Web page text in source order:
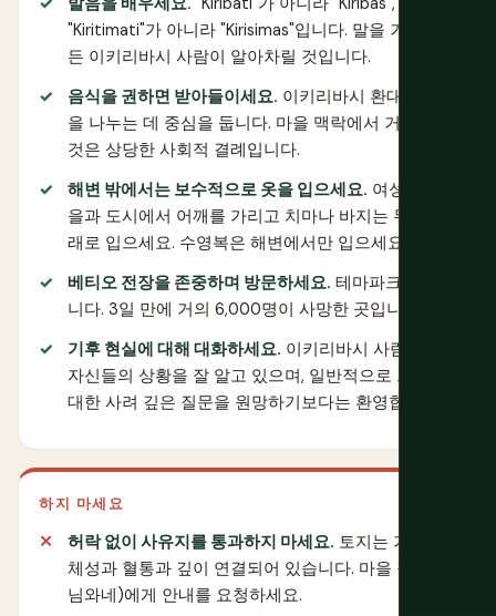
"Kiritimati"가 아니라 "Kirisimas"입니다. 말을 거는 모
든 이키리바시 사람이 알아차릴 것입니다.
음식을 권하면 받아들이세요. 이키리바시 환대는 음식
을 나누는 데 중심을 둡니다. 마을 맥락에서 거절하는
것은 상당한 사회적 결례입니다.
해변 밖에서는 보수적으로 옷을 입으세요. 여성은 마
을과 도시에서 어깨를 가리고 치마나 바지는 무릎 아
래로 입으세요. 수영복은 해변에서만 입으세요.
베티오 전장을 존중하며 방문하세요. 테마파크가 아닙
니다. 3일 만에 거의 6,000명이 사망한 곳입니다.
기후 현실에 대해 대화하세요. 이키리바시 사람들은
자신들의 상황을 잘 알고 있으며, 일반적으로 그것에
대한 사려 깊은 질문을 원망하기보다는 환영합니다.
하지 마세요
허락 없이 사유지를 통과하지 마세요. 토지는 가족 정
체성과 혈통과 깊이 연결되어 있습니다. 마을 장로(우
님와네)에게 안내를 요청하세요.